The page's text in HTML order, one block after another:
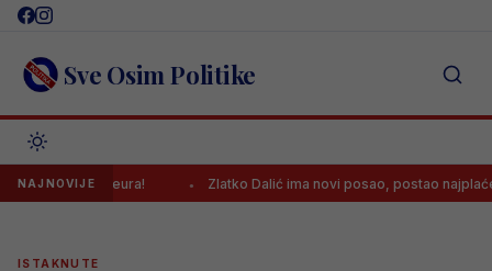
Skip
content Sve Osim Politike
NAJNOVIJE
eura! Zlatko Dalić ima novi posao, postao najplaćeniji
ISTAKNUTE